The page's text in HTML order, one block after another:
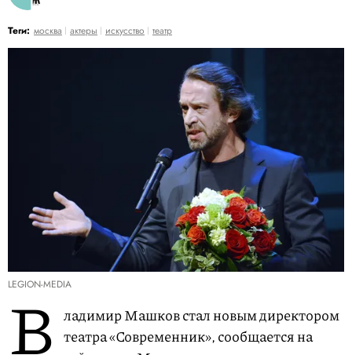
Теги: москва актеры искусство театр
LEGION-MEDIA
В ладимир Машков стал новым директором
театра «Современник», сообщается на